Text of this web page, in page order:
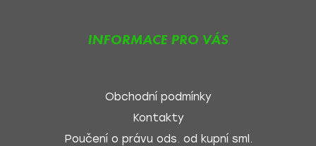
INFORMACE PRO VÁS
Obchodní podmínky
Kontakty
Poučení o právu ods. od kupní sml.